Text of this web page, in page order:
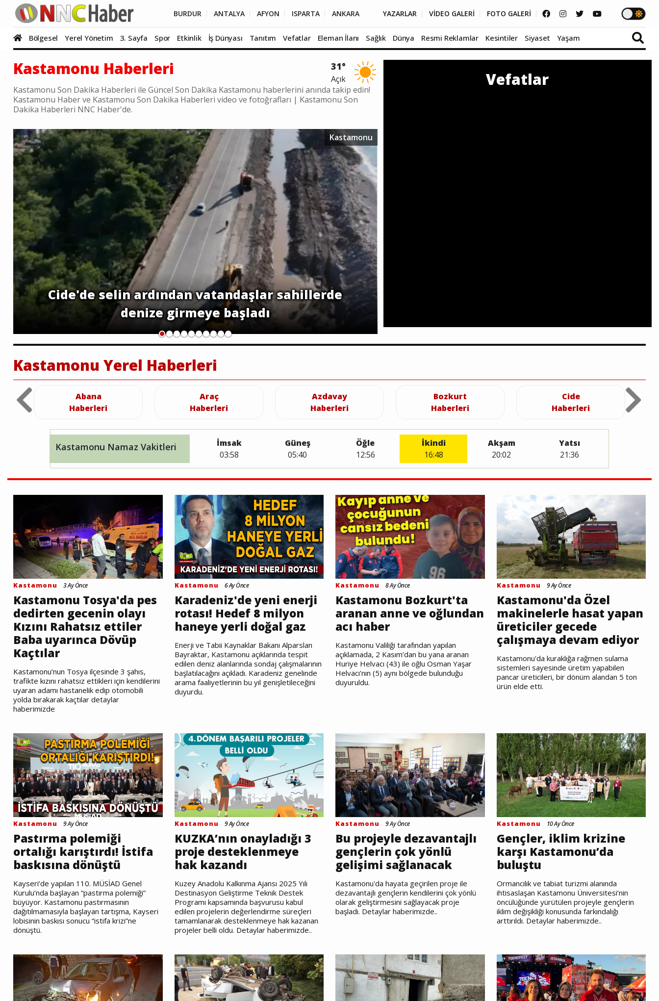
BURDUR ANTALYA AFYON ISPARTA ANKARA YAZARLAR VİDEO GALERİ FOTO GALERİ
Bölgesel Yerel Yönetim 3. Sayfa Spor Etkinlik İş Dünyası Tanıtım Vefatlar Eleman İlanı Sağlık Dünya Resmi Reklamlar Kesintiler Siyaset Yaşam
31°
Açık
Kastamonu Haberleri
Kastamonu Son Dakika Haberleri ile Güncel Son Dakika Kastamonu haberlerini anında takip edin!
Kastamonu Haber ve Kastamonu Son Dakika Haberleri video ve fotoğrafları | Kastamonu Son
Dakika Haberleri NNC Haber'de.
Cide'de selin ardından vatandaşlar sahillerde
denize girmeye başladı
Kastamonu
Vefatlar
Kastamonu Yerel Haberleri
Abana
Haberleri
Araç
Haberleri
Azdavay
Haberleri
Bozkurt
Haberleri
Cide
Haberleri
Kastamonu Namaz Vakitleri
İmsak
03:58
Güneş
05:40
Öğle
12:56
İkindi
16:48
Akşam
20:02
Yatsı
21:36
Kastamonu 3 Ay Önce
Kastamonu Tosya'da pes
dedirten gecenin olayı
Kızını Rahatsız ettiler
Baba uyarınca Dövüp
Kaçtılar
Kastamonu’nun Tosya ilçesinde 3 şahıs,
trafikte kızını rahatsız ettikleri için kendilerini
uyaran adamı hastanelik edip otomobili
yolda bırakarak kaçtılar detaylar
haberimizde
Kastamonu 6 Ay Önce
Karadeniz'de yeni enerji
rotası! Hedef 8 milyon
haneye yerli doğal gaz
Enerji ve Tabii Kaynaklar Bakanı Alparslan
Bayraktar, Kastamonu açıklarında tespit
edilen deniz alanlarında sondaj çalışmalarının
başlatılacağını açıkladı. Karadeniz genelinde
arama faaliyetlerinin bu yıl genişletileceğini
duyurdu.
Kastamonu 8 Ay Önce
Kastamonu Bozkurt'ta
aranan anne ve oğlundan
acı haber
Kastamonu Valiliği tarafından yapılan
açıklamada, 2 Kasım’dan bu yana aranan
Huriye Helvacı (43) ile oğlu Osman Yaşar
Helvacı’nın (5) aynı bölgede bulunduğu
duyuruldu.
Kastamonu 9 Ay Önce
Kastamonu'da Özel
makinelerle hasat yapan
üreticiler gecede
çalışmaya devam ediyor
Kastamonu'da kuraklığa rağmen sulama
sistemleri sayesinde üretim yapabilen
pancar üreticileri, bir dönüm alandan 5 ton
ürün elde etti.
Kastamonu 9 Ay Önce
Pastırma polemiği
ortalığı karıştırdı! İstifa
baskısına dönüştü
Kayseri’de yapılan 110. MÜSİAD Genel
Kurulu’nda başlayan “pastırma polemiği”
büyüyor. Kastamonu pastırmasının
dağıtılmamasıyla başlayan tartışma, Kayseri
lobisinin baskısı sonucu “istifa krizi”ne
dönüştü.
Kastamonu 9 Ay Önce
KUZKA’nın onayladığı 3
proje desteklenmeye
hak kazandı
Kuzey Anadolu Kalkınma Ajansı 2025 Yılı
Destinasyon Geliştirme Teknik Destek
Programı kapsamında başvurusu kabul
edilen projelerin değerlendirme süreçleri
tamamlanarak desteklenmeye hak kazanan
projeler belli oldu. Detaylar haberimizde..
Kastamonu 9 Ay Önce
Bu projeyle dezavantajlı
gençlerin çok yönlü
gelişimi sağlanacak
Kastamonu'da hayata geçirilen proje ile
dezavantajlı gençlerin kendilerini çok yönlü
olarak geliştirmesini sağlayacak proje
başladı. Detaylar haberimizde..
Kastamonu 10 Ay Önce
Gençler, iklim krizine
karşı Kastamonu’da
buluştu
Ormancılık ve tabiat turizmi alanında
ihtisaslaşan Kastamonu Üniversitesi’nin
öncülüğünde yürütülen projeyle gençlerin
iklim değişikliği konusunda farkındalığı
arttırıldı. Detaylar haberimizde..